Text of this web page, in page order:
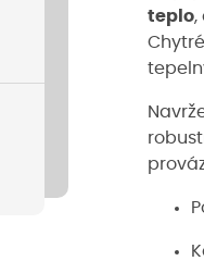
teplo,